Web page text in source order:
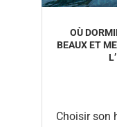
OÙ
BEAUX ET
Choisir son